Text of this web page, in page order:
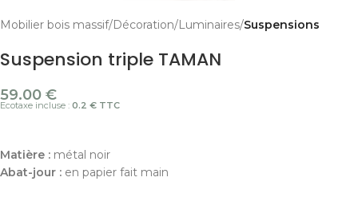
Mobilier bois massif Décoration Luminaires Suspensions
Suspension triple TAMAN
59.00 €
Ecotaxe incluse : 0.2 € TTC
Matière : métal noir
Abat-jour : en papier fait main